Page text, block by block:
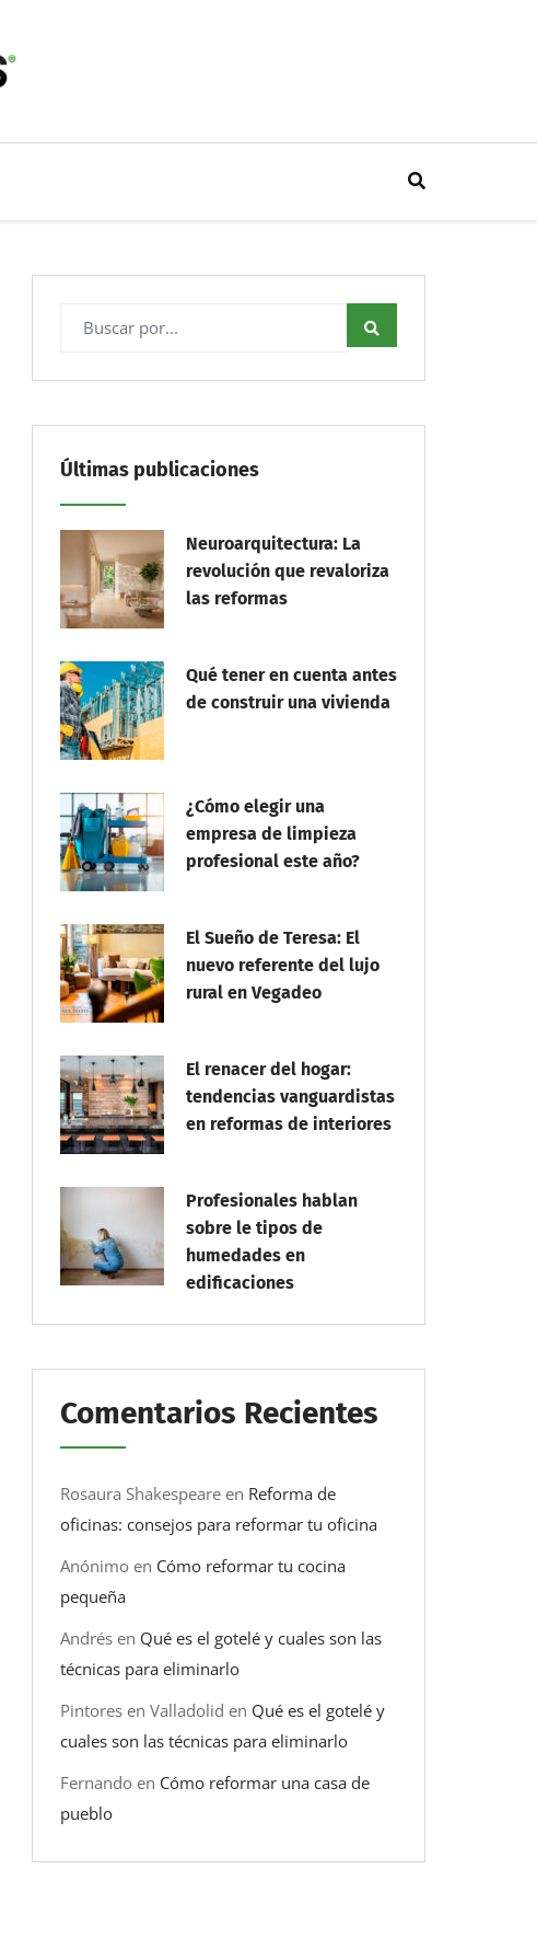
Últimas publicaciones
Neuroarquitectura: La
revolución que revaloriza
las reformas
Qué tener en cuenta antes
de construir una vivienda
¿Cómo elegir una
empresa de limpieza
profesional este año?
El Sueño de Teresa: El
nuevo referente del lujo
rural en Vegadeo
El renacer del hogar:
tendencias vanguardistas
en reformas de interiores
Profesionales hablan
sobre le tipos de
humedades en
edificaciones
Comentarios Recientes
Rosaura Shakespeare en Reforma de
oficinas: consejos para reformar tu oficina
Anónimo en Cómo reformar tu cocina
pequeña
Andrés en Qué es el gotelé y cuales son las
técnicas para eliminarlo
Pintores en Valladolid en Qué es el gotelé y
cuales son las técnicas para eliminarlo
Fernando en Cómo reformar una casa de
pueblo